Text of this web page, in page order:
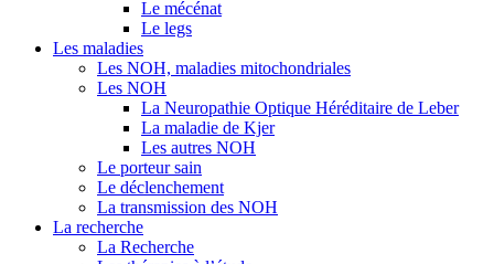
Le mécénat
Le legs
Les maladies
Les NOH, maladies mitochondriales
Les NOH
La Neuropathie Optique Héréditaire de Leber
La maladie de Kjer
Les autres NOH
Le porteur sain
Le déclenchement
La transmission des NOH
La recherche
La Recherche